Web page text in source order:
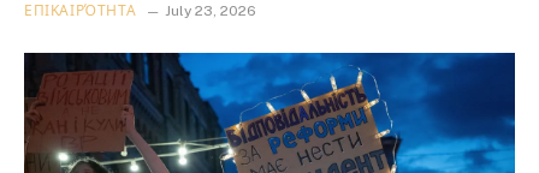
ΕΠΙΚΑΙΡΌΤΗΤΑ July 23, 2026